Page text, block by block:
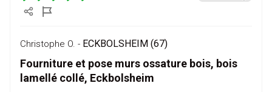
Christophe O. - ECKBOLSHEIM (67)
Fourniture et pose murs ossature bois, bois
lamellé collé, Eckbolsheim